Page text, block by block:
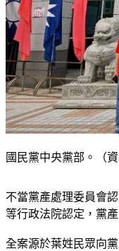
國民黨中央黨部。（
不當黨產處理委員會
等行政法院認定，黨
全案源於葉姓民眾向